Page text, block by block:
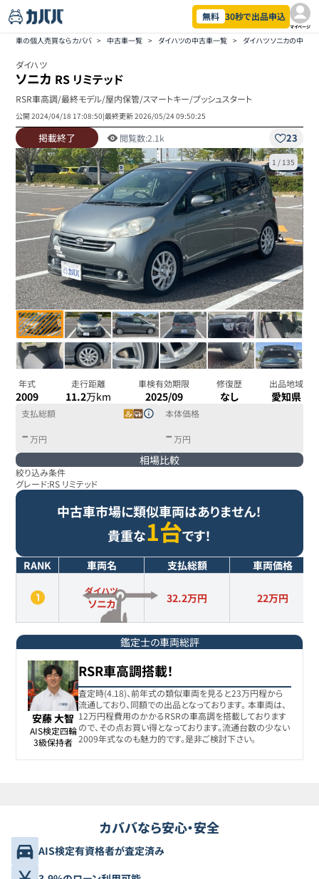
無料 30秒で出品申込
マイページ
車の個人売買ならカババ > 中古車一覧 > ダイハツの中古車一覧 > ダイハツ ソニカの中古
ダイハツ
ソニカ RS リミテッド
RSR車高調/最終モデル/屋内保管/スマートキー/プッシュスタート
公開2024/04/18 17:08:50|最終更新2026/05/24 09:50:25
掲載終了 閲覧数:2.1k 23
1 / 135
年式
2009
走行距離
11.2万km
車検有効期限
2025/09
修復歴
なし
出品地域
愛知県
支払総額
- 万円
本体価格
- 万円
相場比較
絞り込み条件
グレード:RS リミテッド
中古車市場に類似車両はありません！
貴重な1台です！
RANK 車両名 支払総額 車両価格
ダイハツ
ソニカ 32.2万円 22万円
鑑定士の車両総評
安藤 大智
AIS検定四輪
3級保持者
RSR車高調搭載！
査定時(4.18)、前年式の類似車両を見ると23万円程から
流通しており、同額での出品となっております。 本車両は、
12万円程費用のかかるRSRの車高調を搭載しております
ので、その点お買い得となっております。流通台数の少ない
2009年式なのも魅力的です。是非ご検討下さい。
カババなら安心・安全
AIS検定有資格者が査定済み